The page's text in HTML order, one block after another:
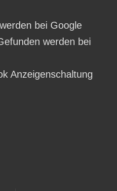
bei Google
werden bei
Anzeigenschaltung